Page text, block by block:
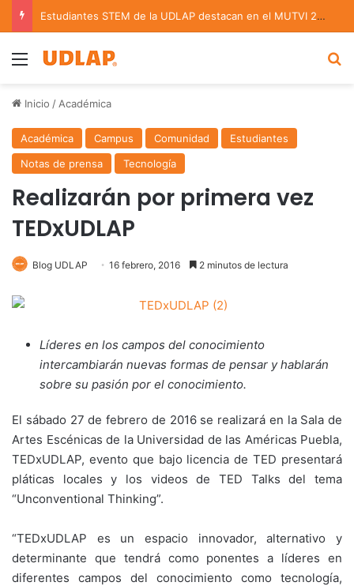
Estudiantes STEM de la UDLAP destacan en el MUTVI 2026
Menu
Inicio / Académica
Académica Campus Comunidad
Estudiantes
Notas de prensa
Tecnología
Realizarán por primera vez
TEDxUDLAP
Blog UDLAP 16 febrero, 2016 2 minutos de lectura
Líderes en los campos del conocimiento
intercambiarán nuevas formas de pensar y hablarán
sobre su pasión por el conocimiento.
El sábado 27 de febrero de 2016 se realizará en la Sala de
Artes Escénicas de la Universidad de las Américas Puebla,
TEDxUDLAP, evento que bajo licencia de TED presentará
pláticas locales y los videos de TED Talks del tema
“Unconventional Thinking”.
“TEDxUDLAP es un espacio innovador, alternativo y
determinante que tendrá como ponentes a líderes en
diferentes campos del conocimiento como tecnología,